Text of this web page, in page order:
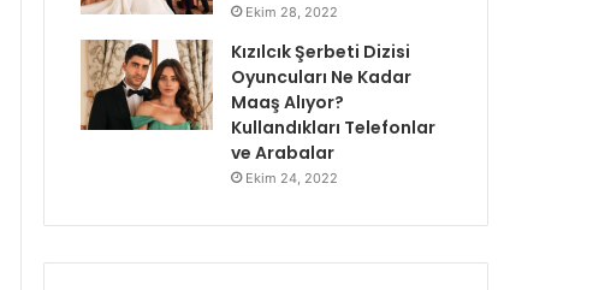
Ekim 28, 2022
Kızılcık Şerbeti Dizisi
Oyuncuları Ne Kadar
Maaş Alıyor?
Kullandıkları Telefonlar
ve Arabalar
Ekim 24, 2022